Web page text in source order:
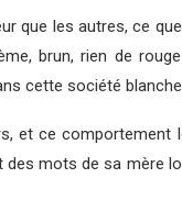
que les autres, ce
brun, rien de
cette société
et ce comportement
mots de sa mère